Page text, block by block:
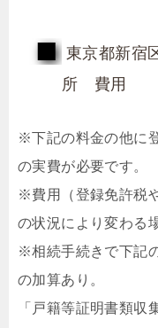
東京都新
所 費用
※下記の料金の他に
の実費が必要です。
※費用（登録免許税
の状況により変わる
※相続手続きで下記
の加算あり。
「戸籍等証明書類収